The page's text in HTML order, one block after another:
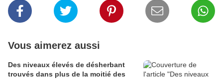
Vous aimerez aussi
Des niveaux élevés de désherbant
trouvés dans plus de la moitié des